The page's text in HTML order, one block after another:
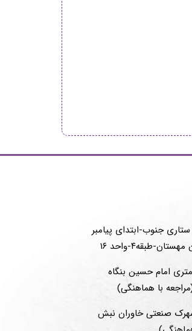
ستاری جنوب-ابتدای پیامبر
انبار ۱: جاده قدیم قم ۶۰ متری امام حسین بنگاه
با هماهنگی)
رضا شهرک صنعتی خاوران نبش